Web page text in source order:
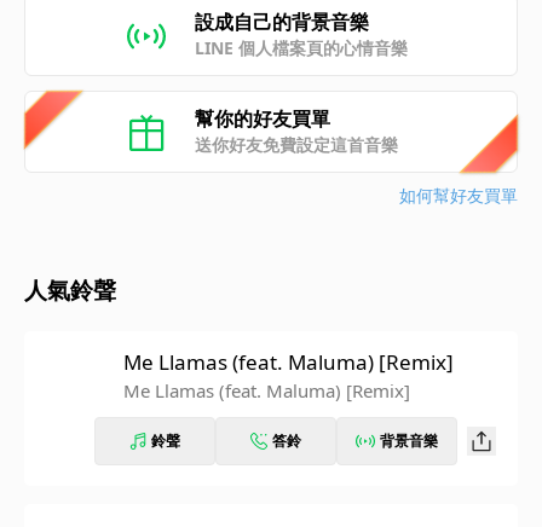
設成自己的背景音樂
LINE 個人檔案頁的心情音樂
幫你的好友買單
送你好友免費設定這首音樂
如何幫好友買單
人氣鈴聲
Me Llamas (feat. Maluma) [Remix]
Me Llamas (feat. Maluma) [Remix]
鈴聲 答鈴 背景音樂